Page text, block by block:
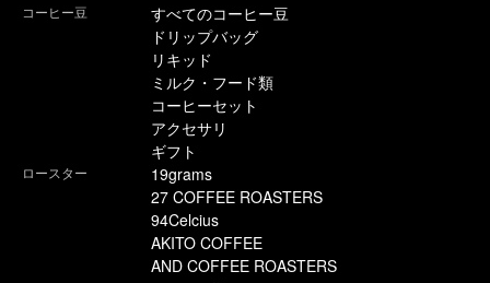
コーヒー豆
すべてのコーヒー豆
ドリップバッグ
リキッド
ミルク・フード類
コーヒーセット
アクセサリ
ギフト
ロースター
19grams
27 COFFEE ROASTERS
94Celcius
AKITO COFFEE
AND COFFEE ROASTERS